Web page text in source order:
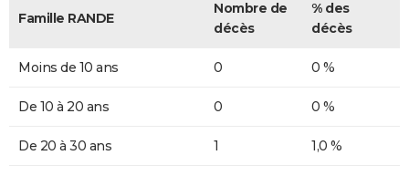
Famille RANDE
Nombre de
décès
% des
décès
Moins de 10 ans 0 0 %
De 10 à 20 ans 0 0 %
De 20 à 30 ans 1 1,0 %